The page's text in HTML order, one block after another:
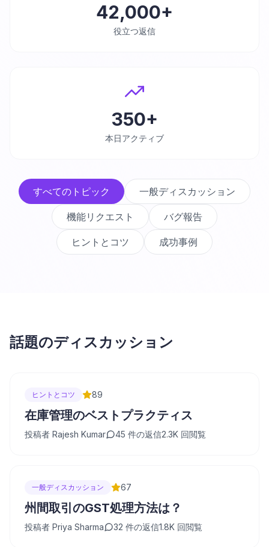
42,000+
役立つ返信
350+
本日アクティブ
すべてのトピック 一般ディスカッション
機能リクエスト バグ報告
ヒントとコツ 成功事例
話題のディスカッション
ヒントとコツ 89
在庫管理のベストプラクティス
投稿者 Rajesh Kumar 45 件の返信2.3K 回閲覧
一般ディスカッション 67
州間取引のGST処理方法は？
投稿者 Priya Sharma 32 件の返信1.8K 回閲覧